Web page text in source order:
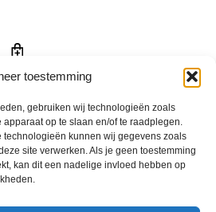
toestemming
gebruiken wij technologieën zoals
op te slaan en/of te raadplegen.
technologieën kunnen wij gegevens zoals
site verwerken. Als je geen toestemming
kan dit een nadelige invloed hebben op